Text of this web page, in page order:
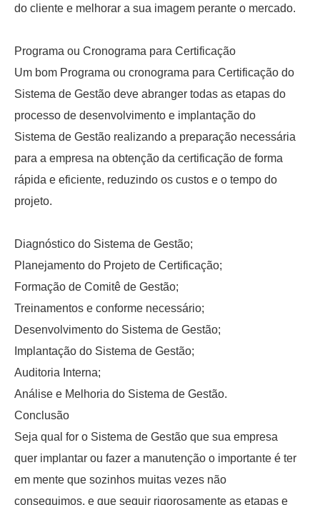
do cliente e melhorar a sua imagem perante o mercado.
Programa ou Cronograma para Certificação
Um bom Programa ou cronograma para Certificação do
Sistema de Gestão deve abranger todas as etapas do
processo de desenvolvimento e implantação do
Sistema de Gestão realizando a preparação necessária
para a empresa na obtenção da certificação de forma
rápida e eficiente, reduzindo os custos e o tempo do
projeto.
Diagnóstico do Sistema de Gestão;
Planejamento do Projeto de Certificação;
Formação de Comitê de Gestão;
Treinamentos e conforme necessário;
Desenvolvimento do Sistema de Gestão;
Implantação do Sistema de Gestão;
Auditoria Interna;
Análise e Melhoria do Sistema de Gestão.
Conclusão
Seja qual for o Sistema de Gestão que sua empresa
quer implantar ou fazer a manutenção o importante é ter
em mente que sozinhos muitas vezes não
conseguimos, e que seguir rigorosamente as etapas e